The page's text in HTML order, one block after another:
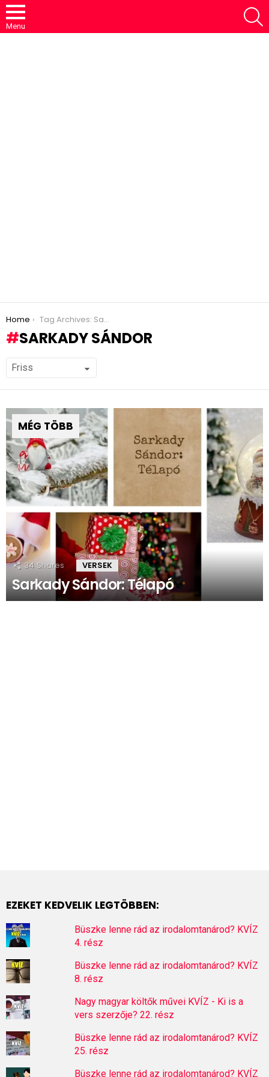
Menu
You are here:
Home Tag Archives: Sarkady Sándor
SARKADY SÁNDOR
MÉG TÖBB
34 Shares VERSEK
Sarkady Sándor: Télapó
EZEKET KEDVELIK LEGTÖBBEN:
Büszke lenne rád az irodalomtanárod? KVÍZ
4. rész
Büszke lenne rád az irodalomtanárod? KVÍZ
8. rész
Nagy magyar költők művei KVÍZ - Ki is a
vers szerzője? 22. rész
Büszke lenne rád az irodalomtanárod? KVÍZ
25. rész
Büszke lenne rád az irodalomtanárod? KVÍZ